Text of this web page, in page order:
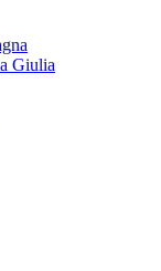
Giulia